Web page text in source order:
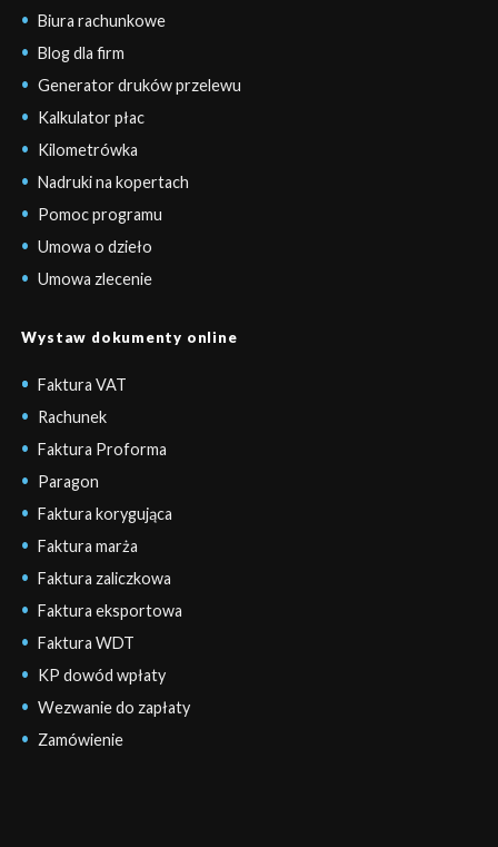
Biura rachunkowe
Blog dla firm
Generator druków przelewu
Kalkulator płac
Kilometrówka
Nadruki na kopertach
Pomoc programu
Umowa o dzieło
Umowa zlecenie
Wystaw dokumenty online
Faktura VAT
Rachunek
Faktura Proforma
Paragon
Faktura korygująca
Faktura marża
Faktura zaliczkowa
Faktura eksportowa
Faktura WDT
KP dowód wpłaty
Wezwanie do zapłaty
Zamówienie